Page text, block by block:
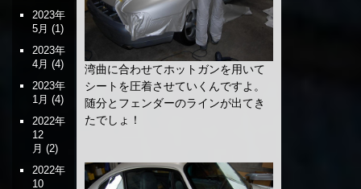
湾曲に合わせてホットガンを用いて
シートを圧着させていくんですよ。
随分とフェンダーのラインが出てき
たでしょ！
2023年
5月 (1)
2023年
4月 (4)
2023年
1月 (4)
2022年
12
月 (2)
2022年
10